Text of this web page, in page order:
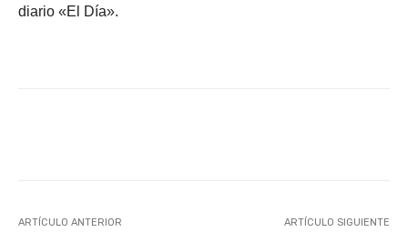
diario «El Día».
ARTÍCULO ANTERIOR ARTÍCULO SIGUIENTE